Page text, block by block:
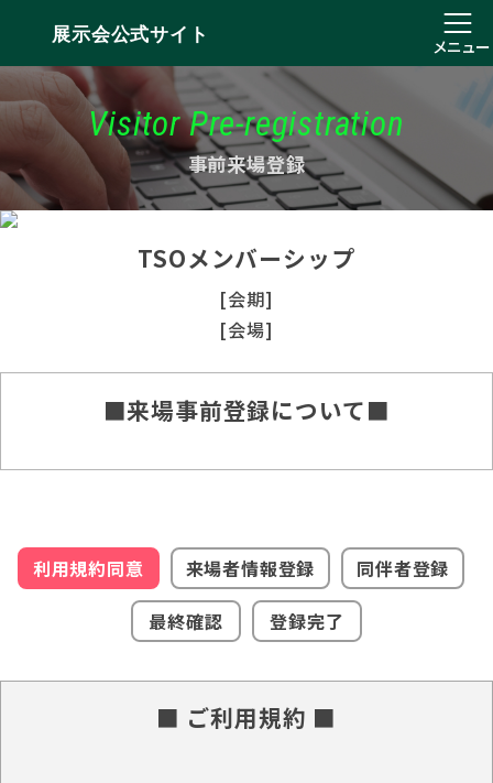
展示会公式サイト
メニュー
Visitor Pre-registration
事前来場登録
TSOメンバーシップ
[会期]
[会場]
■来場事前登録について■
利用規約同意 来場者情報登録
同伴者登録
最終確認
登録完了
■ ご利用規約 ■